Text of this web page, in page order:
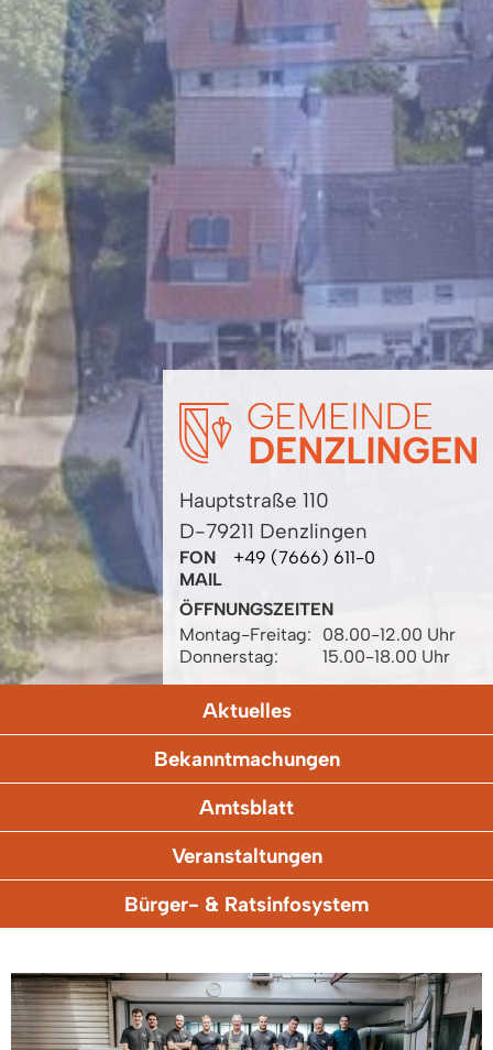
Hauptstraße 110
D-79211 Denzlingen
FON
+49 (7666) 611-0
MAIL
ÖFFNUNGSZEITEN
Montag-Freitag:
08.00-12.00 Uhr
Donnerstag:
15.00-18.00 Uhr
Aktuelles
Bekanntmachungen
Amtsblatt
Veranstaltungen
Bürger- & Ratsinfosystem